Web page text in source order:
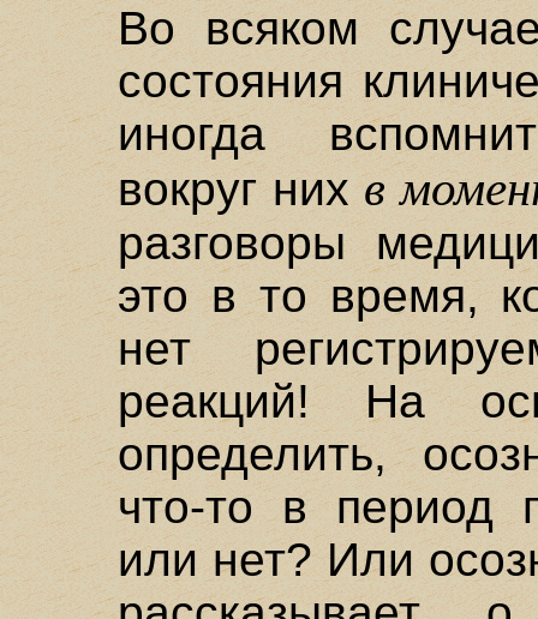
Во всяком
состояния
иногда
вокруг нихв
разговоры
это в то время,
нет
реакций! На
определить,
что-то в период
или нет? Или